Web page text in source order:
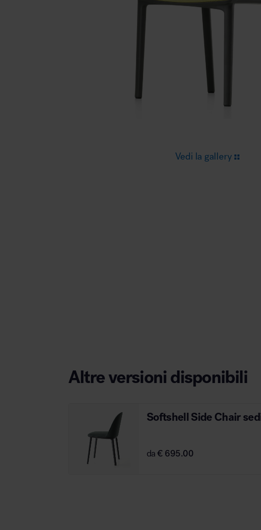
Area riunione e convegni Arredo
Vedi la gallery
Altre versioni disponibili
Softshell Side Chair
da€ 695.00